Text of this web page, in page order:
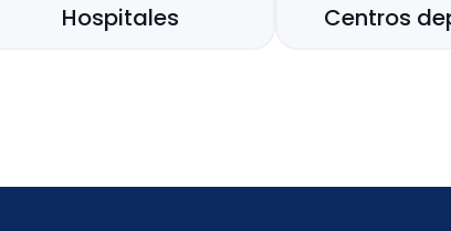
Hospitales Centros